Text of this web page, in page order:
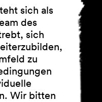
sich als
des
sich
zu
Wir bitten